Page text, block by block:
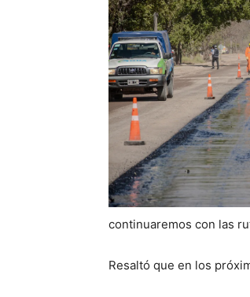
continuaremos con las
Resaltó que en los